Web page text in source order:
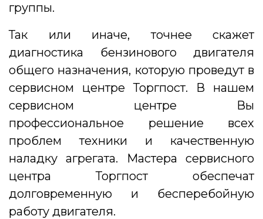
группы.
Так или иначе, точнее скажет
диагностика бензинового двигателя
общего назначения, которую проведут в
сервисном центре Торгпост. В нашем
сервисном центре Вы
профессиональное решение всех
проблем техники и качественную
наладку агрегата. Мастера сервисного
центра Торгпост обеспечат
долговременную и бесперебойную
работу двигателя.